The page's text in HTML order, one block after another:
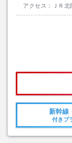
アクセス： ＪＲ
新幹線
付きプ